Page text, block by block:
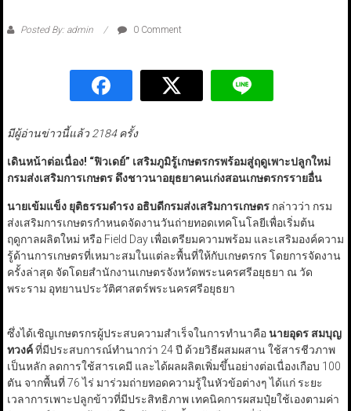
Posted By: admin 0 Comment
มีผู้อ่านข่าวนี้แล้ว 2184 ครั้ง
เดินหน้าต่อเนื่อง! “ฟิวเดย์” เสริมภูมิรู้เกษตรกรพร้อมสู่ฤดูเพาะปลูกใหม่
กรมส่งเสริมการเกษตร ดึงชาวนาอยุธยาคนเก่งสอนเกษตรกรรายอื่น
นายเข้มแข็ง ยุติธรรมดำรง อธิบดีกรมส่งเสริมการเกษตรกล่าวว่า กรม
ส่งเสริมการเกษตรกำหนดจัดงานวันถ่ายทอดเทคโนโลยีเพื่อเริ่มต้น
ฤดูกาลผลิตใหม่ หรือ Field Day เพื่อเตรียมความพร้อม และเสริมองค์ความ
รู้ด้านการเกษตรที่เหมาะสมในแต่ละพื้นที่ให้กับเกษตรกร โดยการจัดงาน
ครั้งล่าสุด จัดโดยสำนักงานเกษตรจังหวัดพระนครศรีอยุธยา ณ วัด
พระราม อุทยานประวัติศาสตร์พระนครศรีอยุธยา
ซึ่งได้เชิญเกษตรกรผู้ประสบความสำเร็จในการทำนาคือนายอุดร สมบุญ
ทวงค์ที่มีประสบการณ์ทำนากว่า 24 ปี ด้วยวิธีผสมผสาน ใช้สารชีวภาพ
เป็นหลัก ลดการใช้สารเคมี และได้ผลผลิตเพิ่มขึ้นอย่างต่อเนื่องเกือบ 100
ตัน จากพื้นที่ 76 ไร่ มาร่วมถ่ายทอดความรู้ในหัวข้อต่างๆ ได้แก่ ระยะ
เวลาการเพาะปลูกข้าวที่มีประสิทธิภาพ เทคนิคการผสมปุ๋ยใช้เองตามค่า